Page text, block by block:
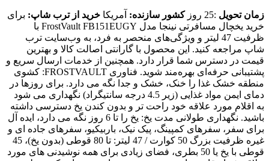
زمان تحویل :25 روز کشور سازنده: آمریکا خرید از ترب شاپ: برای
خرید یخچال مسافرتی نینجا مدل FrostVault FB151EUGY با
ظرفیت 47 لیتر و ویژگی‌های منحصر به فرد، به وب‌سایت ترب
شاپ مراجعه کنید. این محصول با گارانتی اصالت کالا و بهترین
قیمت در دسترس شما قرار دارد. همچنین از خدمات ارسال سریع و
پشتیبانی حرفه‌ای بهره‌مند شوید. فناوری FROSTVAULT: کشوی
منطقه خشک غذا را خنک، خشک و جدا نگه می دارد. برای روزها در
دمای ایمن مواد غذایی (زیر 4.5 درجه سانتیگراد) نگهداری می شود
به اقلام مورد علاقه خود راحت تر و بدون کندن یخ دسترسی داشته
باشید. نگهداری طولانی مدت یخ: یخ را تا 6 روز نگه می دارد، ایده آل
برای سفر، سفرهای کمپینگ، پیک نیک، باربیکیو، سفرهای جاده ای و
غیره ظرفیت بزرگ 50 کوارت / 47 لیتر: تا 80 قوطی (بدون یخ)، 45
قوطی با یخ یا 50 بطری، فضای زیادی برای همه نوشیدنی های مورد